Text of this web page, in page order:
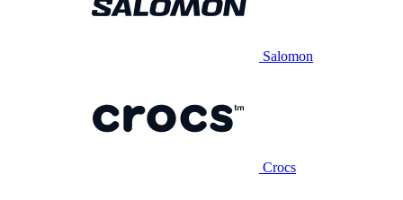
Salomon
Crocs